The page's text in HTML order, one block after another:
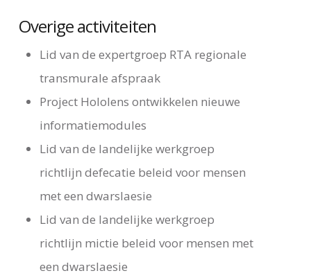
Overige activiteiten
Lid van de expertgroep RTA regionale
transmurale afspraak
Project Hololens ontwikkelen nieuwe
informatiemodules
Lid van de landelijke werkgroep
richtlijn defecatie beleid voor mensen
met een dwarslaesie
Lid van de landelijke werkgroep
richtlijn mictie beleid voor mensen met
een dwarslaesie